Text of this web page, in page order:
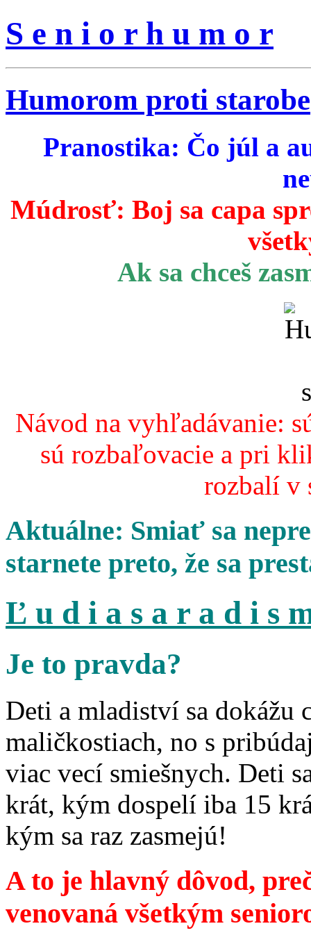
S e n i o r h u m o r
Humorom proti starobe
Pranostika: Čo júl a
Múdrosť: Boj sa capa
Ak sa chceš
Návod na vyhľadávanie:
sú rozbaľovacie a pri
rozbalí v
Aktuálne: Smiať sa
starnete preto, že sa
Ľ u d i a s a r a d i s
Je to pravda?
Deti a mladiství sa dokážu
maličkostiach, no s
viac vecí smiešnych. Deti
krát, kým dospelí iba 15
kým sa raz zasmejú!
A to je hlavný dôvod,
venovaná všetkým